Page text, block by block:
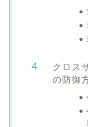
クロス
の防御